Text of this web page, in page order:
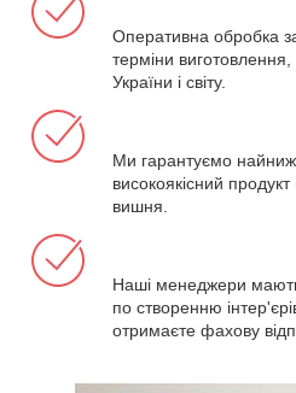
Оперативна обробка
терміни виготовлення,
України і світу.
Ми гарантуємо
високоякісний продукт
вишня.
Наші менеджери
по створенню
отримаєте фахову